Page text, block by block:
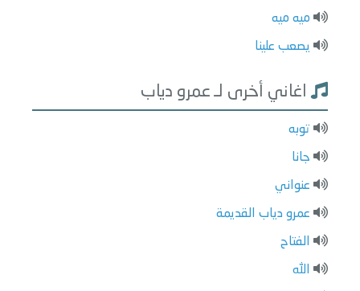
ميه ميه
يصعب علينا
اغاني أخرى لـ عمرو دياب
توبه
جانا
عنواني
عمرو دياب القديمة
الفتاح
الله